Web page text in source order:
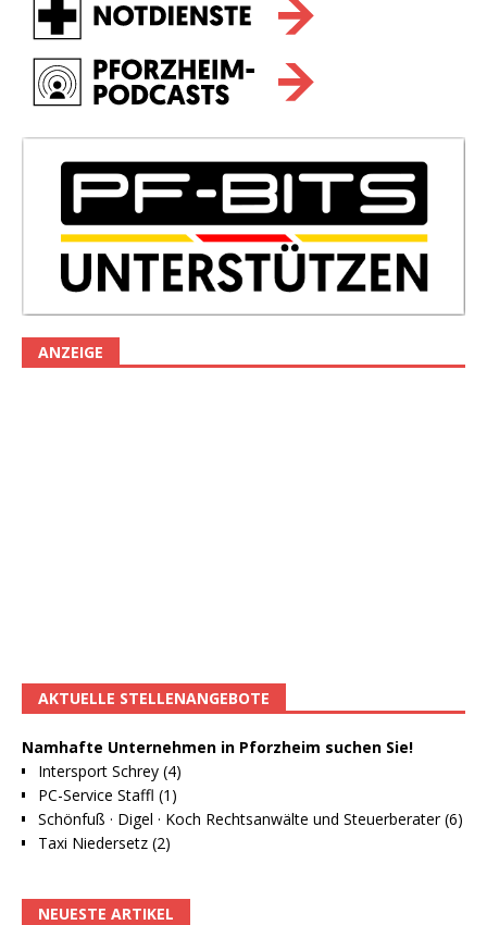
ANZEIGE
AKTUELLE STELLENANGEBOTE
Namhafte Unternehmen in Pforzheim suchen Sie!
Intersport Schrey (4)
PC-Service Staffl (1)
Schönfuß · Digel · Koch Rechtsanwälte und Steuerberater (6)
Taxi Niedersetz (2)
NEUESTE ARTIKEL